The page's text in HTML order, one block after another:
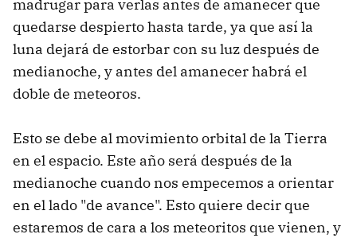
madrugar para verlas antes de amanecer que
quedarse despierto hasta tarde, ya que así la
luna dejará de estorbar con su luz después de
medianoche, y antes del amanecer habrá el
doble de meteoros.
Esto se debe al movimiento orbital de la Tierra
en el espacio. Este año será después de la
medianoche cuando nos empecemos a orientar
en el lado "de avance". Esto quiere decir que
estaremos de cara a los meteoritos que vienen, y